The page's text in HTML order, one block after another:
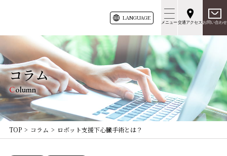
LANGUAGE
メニュー交通アクセス お問い合わせ
コラム
Column
TOP コラム ロボット支援下心臓手術とは？